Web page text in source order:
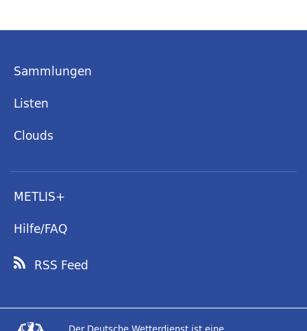
Sammlungen
Listen
Clouds
METLIS+
Hilfe/FAQ
RSS Feed